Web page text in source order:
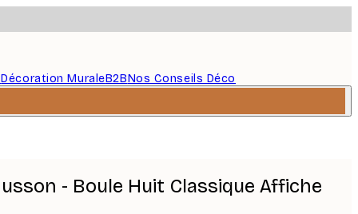
Décoration MuraleB2BNos Conseils Déco
- Boule Huit Classique Affiche